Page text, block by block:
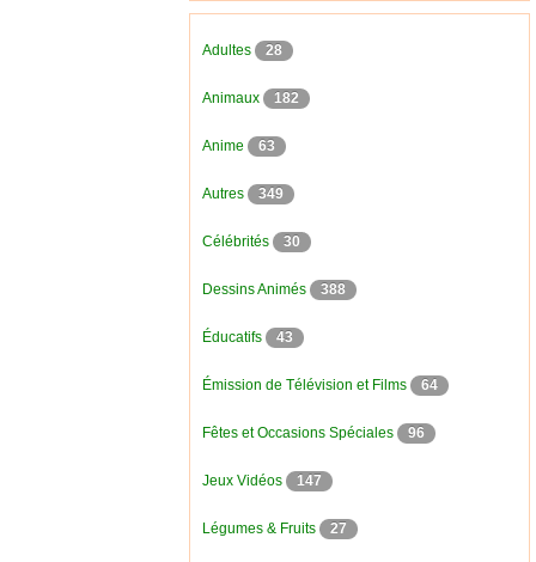
Adultes 28
Animaux 182
Anime 63
Autres 349
Célébrités 30
Dessins Animés 388
Éducatifs 43
Émission de Télévision et Films 64
Fêtes et Occasions Spéciales 96
Jeux Vidéos 147
Légumes & Fruits 27